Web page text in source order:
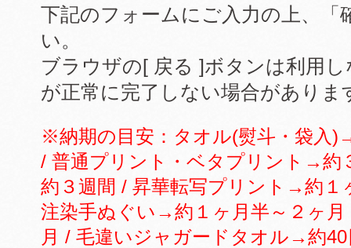
下記のフォームにご入力の上、
い。
ブラウザの[ 戻る ]ボタンは利用
が正常に完了しない場合がありま
※納期の目安：タオル(熨斗・袋入
/ 普通プリント・ベタプリント→
約３週間 / 昇華転写プリント→約
注染手ぬぐい→約１ヶ月半～２ヶ
月 / 毛違いジャガードタオル→約